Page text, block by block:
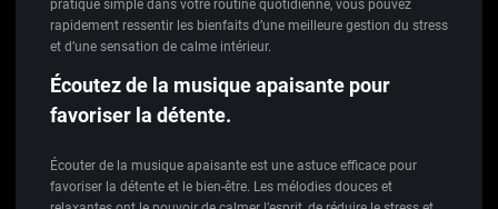
pratique simple dans votre routine quotidienne, vous pouvez
rapidement ressentir les bienfaits d’une meilleure gestion du stress
et d’une sensation de calme intérieur.
Écoutez de la musique apaisante pour
favoriser la détente.
Écouter de la musique apaisante est une astuce efficace pour
favoriser la détente et le bien-être. Les mélodies douces et